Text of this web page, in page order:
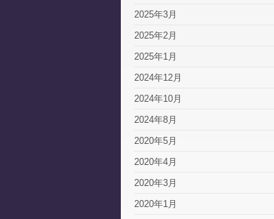
2025年3月
2025年2月
2025年1月
2024年12月
2024年10月
2024年8月
2020年5月
2020年4月
2020年3月
2020年1月